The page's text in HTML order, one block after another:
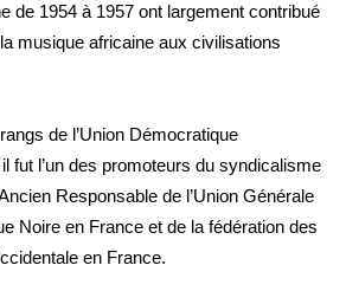
de 1954 à 1957 ont largement contribué
musique africaine aux civilisations
de l’Union Démocratique
fut l’un des promoteurs du syndicalisme
Responsable de l’Union Générale
Noire en France et de la fédération des
en France.